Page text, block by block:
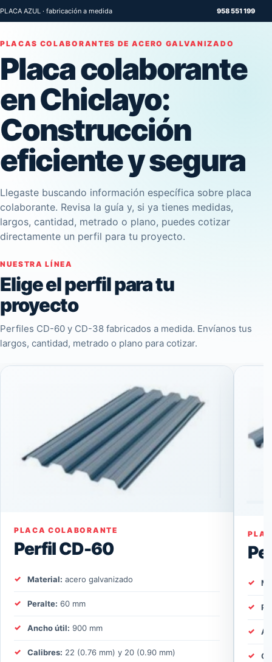
PLACA AZUL · fabricación a medida 958 551 199
PLACAS COLABORANTES DE ACERO GALVANIZADO
Placa colaborante
en Chiclayo:
Construcción
eficiente y segura
Llegaste buscando información específica sobre placa
colaborante. Revisa la guía y, si ya tienes medidas,
largos, cantidad, metrado o plano, puedes cotizar
directamente un perfil para tu proyecto.
NUESTRA LÍNEA
Elige el perfil para tu
proyecto
Perfiles CD-60 y CD-38 fabricados a medida. Envíanos tus
largos, cantidad, metrado o plano para cotizar.
PLACA COLABORANTE
Perfil CD-60
Material: acero galvanizado
Peralte: 60 mm
Ancho útil: 900 mm
Calibres: 22 (0.76 mm) y 20 (0.90 mm)